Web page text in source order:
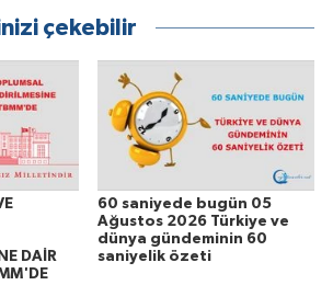
çekebilir
DAİR
60 saniyede bugün 05
Ağustos 2026 Türkiye ve
dünya gündeminin 60
saniyelik özeti